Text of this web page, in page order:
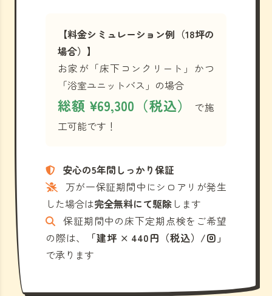
【料金シミュレーション例（18坪の
場合）】
お家が「床下コンクリート」かつ
「浴室ユニットバス」の場合
総額 ¥69,300（税込）
で施
工可能です！
安心の5年間しっかり保証
万が一保証期間中にシロアリが発生
した場合は完全無料にて駆除 します
保証期間中の床下定期点検をご希望
の際は、
「建坪 × 440円（税込）/回」
で承ります